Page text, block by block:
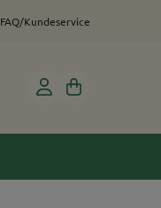
FAQ/Kundeservice